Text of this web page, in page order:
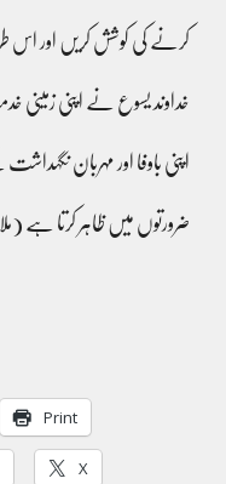
کرنے کی کوشش کریں اور اس
خداوند یسوع نے اپنی زمینی
اپنی باوفا اور مہربان
ضرورتوں میں ظاہر کرتا ہے (ملاحظہ
Print
X